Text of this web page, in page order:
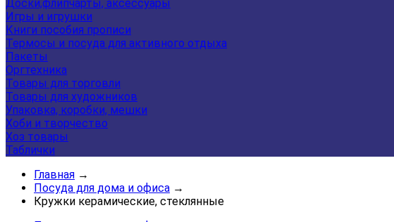
Доски,флипчарты, аксессуары
Игры и игрушки
Книги пособия прописи
Термосы и посуда для активного отдыха
Пакеты
Оргтехника
Товары для торговли
Товары для художников
Упаковка, коробки, мешки
Хоби и творчество
Хоз товары
Таблички
Главная →
Посуда для дома и офиса →
Кружки керамические, стеклянные